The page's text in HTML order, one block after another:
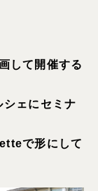
して開催する
ェにセミナ
で形にして